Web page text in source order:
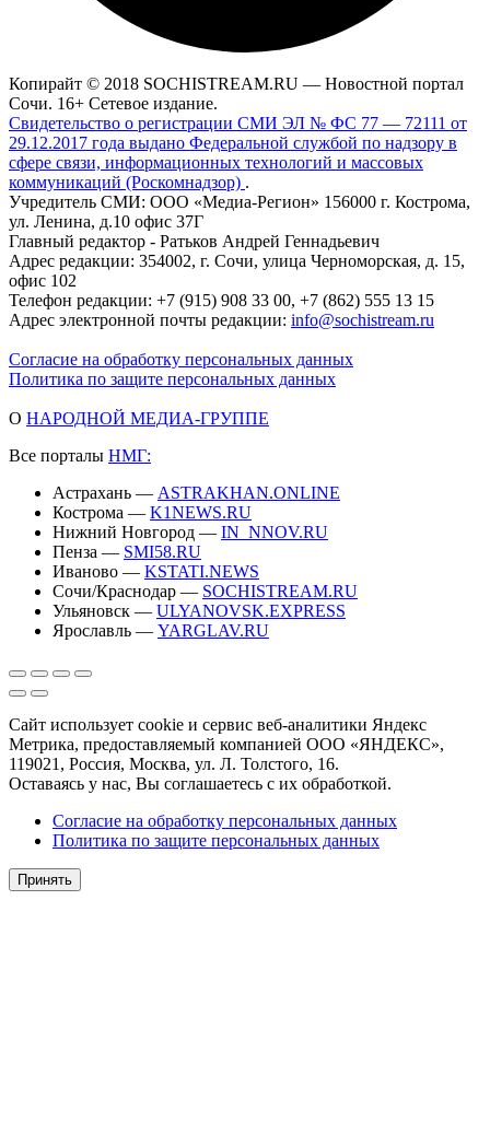
Копирайт © 2018 SOCHISTREAM.RU — Новостной портал
Сочи. 16+ Сетевое издание.
Свидетельство о регистрации СМИ ЭЛ № ФС 77 — 72111 от
29.12.2017 года выдано Федеральной службой по надзору в
сфере связи, информационных технологий и массовых
коммуникаций (Роскомнадзор) .
Учредитель СМИ: ООО «Медиа-Регион» 156000 г. Кострома,
ул. Ленина, д.10 офис 37Г
Главный редактор - Ратьков Андрей Геннадьевич
Адрес редакции: 354002, г. Сочи, улица Черноморская, д. 15,
офис 102
Телефон редакции: +7 (915) 908 33 00, +7 (862) 555 13 15
Адрес электронной почты редакции: info@sochistream.ru
Согласие на обработку персональных данных
Политика по защите персональных данных
О НАРОДНОЙ МЕДИА-ГРУППЕ
Все порталы НМГ:
Астрахань — ASTRAKHAN.ONLINE
Кострома — K1NEWS.RU
Нижний Новгород — IN_NNOV.RU
Пенза — SMI58.RU
Иваново — KSTATI.NEWS
Сочи/Краснодар — SOCHISTREAM.RU
Ульяновск — ULYANOVSK.EXPRESS
Ярославль — YARGLAV.RU
Сайт использует cookie и сервис веб-аналитики Яндекс
Метрика, предоставляемый компанией ООО «ЯНДЕКС»,
119021, Россия, Москва, ул. Л. Толстого, 16.
Оставаясь у нас, Вы соглашаетесь с их обработкой.
Согласие на обработку персональных данных
Политика по защите персональных данных
Принять